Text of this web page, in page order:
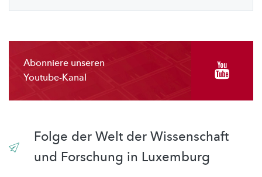
Abonniere unseren
Youtube-Kanal
Folge der Welt der Wissenschaft
und Forschung in Luxemburg